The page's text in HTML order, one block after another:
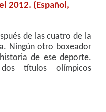
2012. (Español,
de las cuatro de la
Ningún otro boxeador
de ese deporte.
títulos olímpicos